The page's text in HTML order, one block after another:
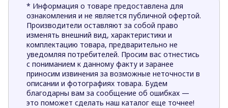
* Информация о товаре предоставлена для
ознакомления и не является публичной офертой.
Производители оставляют за собой право
изменять внешний вид, характеристики и
комплектацию товара, предварительно не
уведомляя потребителей. Просим вас отнестись
с пониманием к данному факту и заранее
приносим извинения за возможные неточности в
описании и фотографиях товара. Будем
благодарны вам за сообщение об ошибках —
это поможет сделать наш каталог еще точнее!